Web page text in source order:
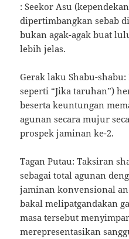
: Seekor Asu
dipertimbangkan sebab
bukan agak-agak buat
lebih jelas.
Gerak laku Shabu-
seperti “Jika taruhan”)
beserta keuntungan
agunan secara mujur
prospek jaminan ke-2.
Tagan Putau: Taksiran
sebagai total agunan
jaminan konvensional
bakal melipatgandakan
masa tersebut
merepresentasikan